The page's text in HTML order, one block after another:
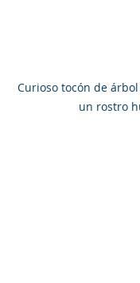
Curioso tocón de
un rostro